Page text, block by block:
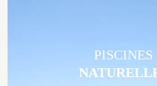
PISCINES